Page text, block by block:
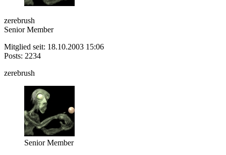
zerebrush
Senior Member
Mitglied seit: 18.10.2003 15:06
Posts: 2234
zerebrush
Senior Member